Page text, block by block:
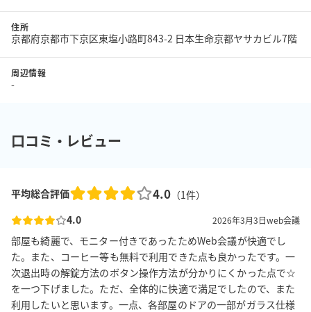
住所
京都府京都市下京区東塩小路町843-2 日本生命京都ヤサカビル7階
周辺情報
-
口コミ・レビュー
平均総合評価 4.0（1件）
4.0
2026年3月3日web会議
部屋も綺麗で、モニター付きであったためWeb会議が快適でし
た。また、コーヒー等も無料で利用できた点も良かったです。一
次退出時の解錠方法のボタン操作方法が分かりにくかった点で☆
を一つ下げました。ただ、全体的に快適で満足でしたので、また
利用したいと思います。一点、各部屋のドアの一部がガラス仕様